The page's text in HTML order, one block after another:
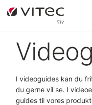
I videoguides kan du
du gerne vil se. I
guides til vores